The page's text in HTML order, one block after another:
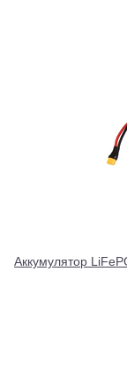
Аккумулятор